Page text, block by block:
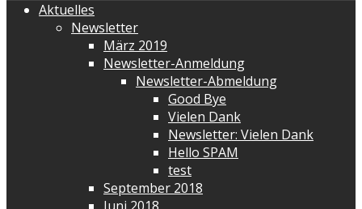
Aktuelles
Newsletter
März 2019
Newsletter-Anmeldung
Newsletter-Abmeldung
Good Bye
Vielen Dank
Newsletter: Vielen Dank
Hello SPAM
test
September 2018